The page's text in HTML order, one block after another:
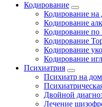
Кодирование
Кодирование на
Кодирование
Кодирование
Кодирование
Кодирование
Кодирование
Психиатрия
Психиатр на дом
Двойной
Лечение